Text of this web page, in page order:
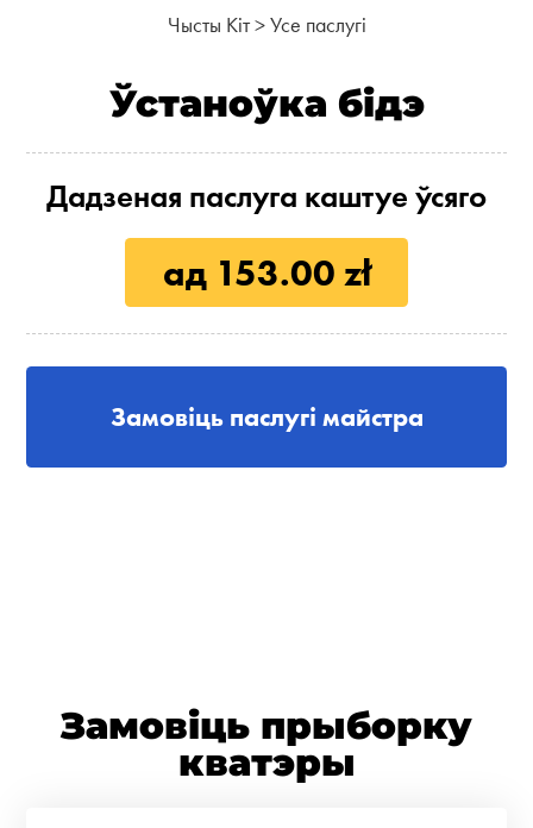
Чысты Кіт >Усе паслугі
Ўстаноўка бідэ
Дадзеная паслуга каштуе ўсяго
ад 153.00 zł
Замовіць паслугі майстра
Замовіць прыборку
кватэры